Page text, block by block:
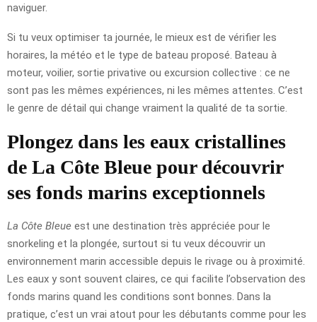
naviguer.
Si tu veux optimiser ta journée, le mieux est de vérifier les
horaires, la météo et le type de bateau proposé. Bateau à
moteur, voilier, sortie privative ou excursion collective : ce ne
sont pas les mêmes expériences, ni les mêmes attentes. C’est
le genre de détail qui change vraiment la qualité de ta sortie.
Plongez dans les eaux cristallines
de La Côte Bleue pour découvrir
ses fonds marins exceptionnels
La Côte Bleue est une destination très appréciée pour le
snorkeling et la plongée, surtout si tu veux découvrir un
environnement marin accessible depuis le rivage ou à proximité.
Les eaux y sont souvent claires, ce qui facilite l’observation des
fonds marins quand les conditions sont bonnes. Dans la
pratique, c’est un vrai atout pour les débutants comme pour les